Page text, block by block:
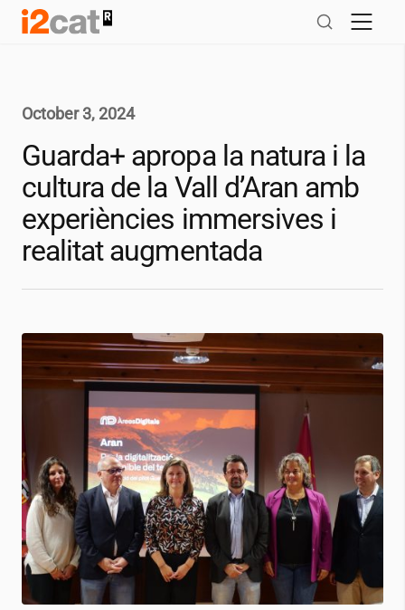
Skip
October 3, 2024
Guarda+ apropa la natura i la
cultura de la Vall d’Aran amb
experiències immersives i
realitat augmentada